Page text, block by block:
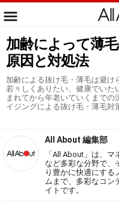
加齢によって薄
原因と対処法
加齢による抜け毛・薄毛は避け
若々しくありたい、健康でいた
まれてから年老いていくまで
イジングによる抜け毛・薄毛対
All About 編集部
「All About」は、
など多彩な分野で、
り豊かに快適にする
ムまで、多彩なコン
イトです。